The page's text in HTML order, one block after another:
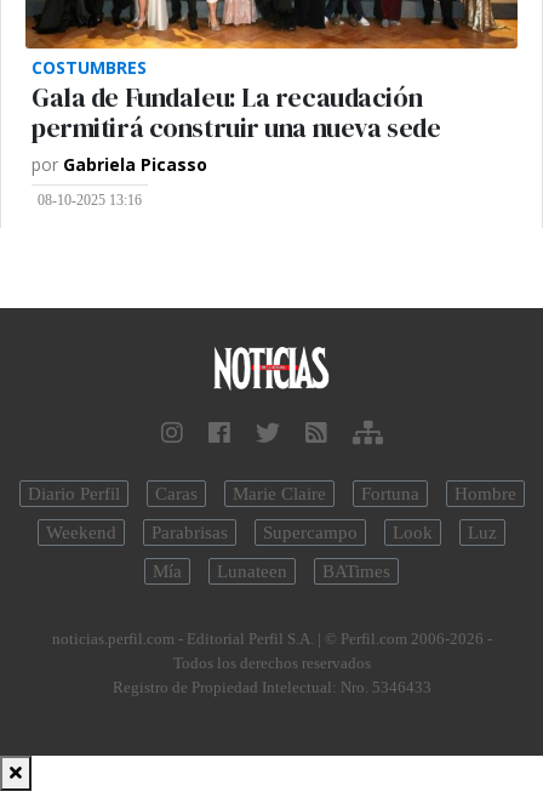
COSTUMBRES
Gala de Fundaleu: La recaudación
permitirá construir una nueva sede
por Gabriela Picasso
08-10-2025 13:16
Diario Perfil Caras Marie Claire Fortuna
Hombre
Weekend
Parabrisas Supercampo Look
Luz
Mía
Lunateen BATimes
noticias.perfil.com - Editorial Perfil S.A. | © Perfil.com 2006-2026 -
Todos los derechos reservados
Registro de Propiedad Intelectual: Nro. 5346433